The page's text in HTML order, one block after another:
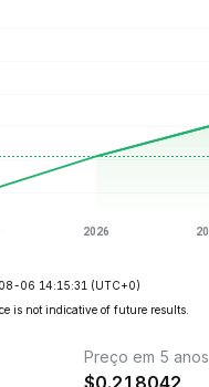
06 14:15:31 (UTC+0)
is not indicative of future results.
Preço em 5 anos
$0.218042